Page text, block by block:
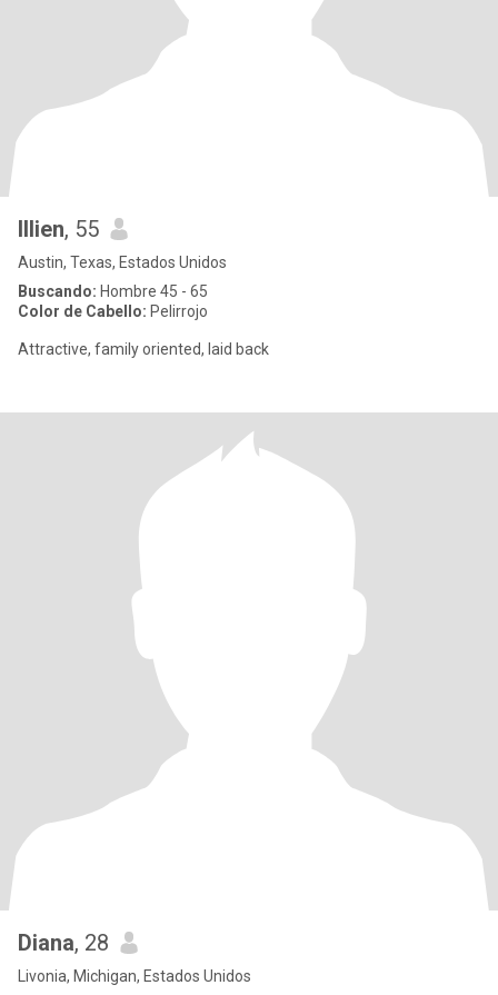
Illien, 55
Austin, Texas, Estados Unidos
Buscando: Hombre 45 - 65
Color de Cabello: Pelirrojo
Attractive, family oriented, laid back
Diana, 28
Livonia, Michigan, Estados Unidos